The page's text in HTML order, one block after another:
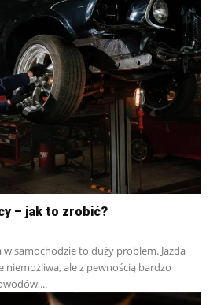
– jak to zrobić?
w samochodzie to duży problem. Jazda
niemożliwa, ale z pewnością bardzo